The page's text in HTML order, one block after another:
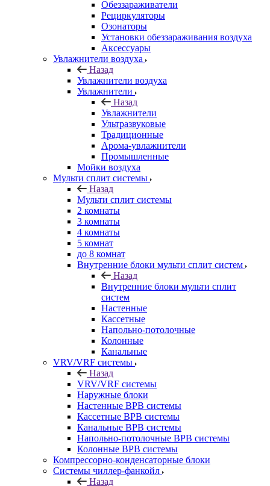
Обеззараживатели
Рециркуляторы
Озонаторы
Установки обеззараживания воздуха
Аксессуары
Увлажнители воздуха
Назад
Увлажнители воздуха
Увлажнители
Назад
Увлажнители
Ультразвуковые
Традиционные
Арома-увлажнители
Промышленные
Мойки воздуха
Мульти сплит системы
Назад
Мульти сплит системы
2 комнаты
3 комнаты
4 комнаты
5 комнат
до 8 комнат
Внутренние блоки мульти сплит систем
Назад
Внутренние блоки мульти сплит
систем
Настенные
Кассетные
Напольно-потолочные
Колонные
Канальные
VRV/VRF системы
Назад
VRV/VRF системы
Наружные блоки
Настенные ВРВ системы
Кассетные ВРВ системы
Канальные ВРВ системы
Напольно-потолочные ВРВ системы
Колонные ВРВ системы
Компрессорно-конденсаторные блоки
Системы чиллер-фанкойл
Назад